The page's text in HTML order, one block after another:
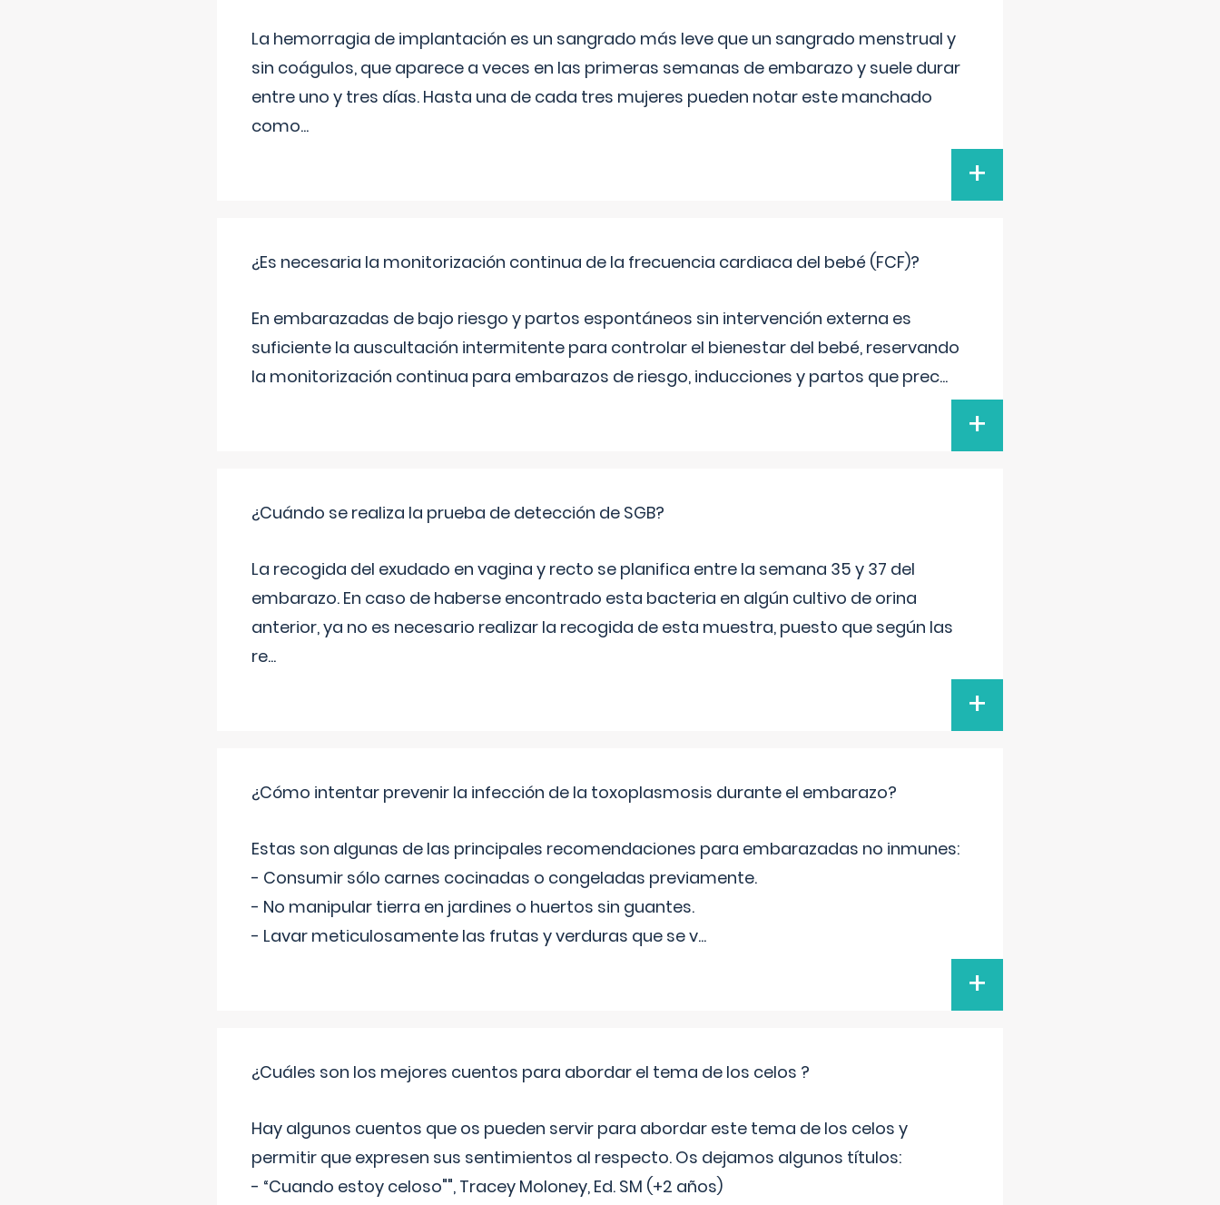
La hemorragia de implantación es un sangrado más leve que un sangrado menstrual y
sin coágulos, que aparece a veces en las primeras semanas de embarazo y suele durar
entre uno y tres días. Hasta una de cada tres mujeres pueden notar este manchado
como...
+
¿Es necesaria la monitorización continua de la frecuencia cardiaca del bebé (FCF)?
En embarazadas de bajo riesgo y partos espontáneos sin intervención externa es
suficiente la auscultación intermitente para controlar el bienestar del bebé, reservando
la monitorización continua para embarazos de riesgo, inducciones y partos que prec...
+
¿Cuándo se realiza la prueba de detección de SGB?
La recogida del exudado en vagina y recto se planifica entre la semana 35 y 37 del
embarazo. En caso de haberse encontrado esta bacteria en algún cultivo de orina
anterior, ya no es necesario realizar la recogida de esta muestra, puesto que según las
re...
+
¿Cómo intentar prevenir la infección de la toxoplasmosis durante el embarazo?
Estas son algunas de las principales recomendaciones para embarazadas no inmunes:
- Consumir sólo carnes cocinadas o congeladas previamente.
- No manipular tierra en jardines o huertos sin guantes.
- Lavar meticulosamente las frutas y verduras que se v...
+
¿Cuáles son los mejores cuentos para abordar el tema de los celos ?
Hay algunos cuentos que os pueden servir para abordar este tema de los celos y
permitir que expresen sus sentimientos al respecto. Os dejamos algunos títulos:
- “Cuando estoy celoso"", Tracey Moloney, Ed. SM (+2 años)